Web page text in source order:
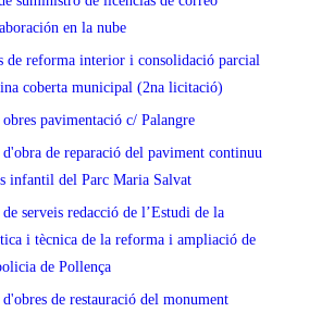
en la nube
de reforma interior i consolidació parcial
coberta municipal (2na licitació)
pavimentació c/ Palangre
de reparació del paviment continuu
infantil del Parc Maria Salvat
serveis redacció de l’Estudi de la
i tècnica de la reforma i ampliació de
de Pollença
de restauració del monument